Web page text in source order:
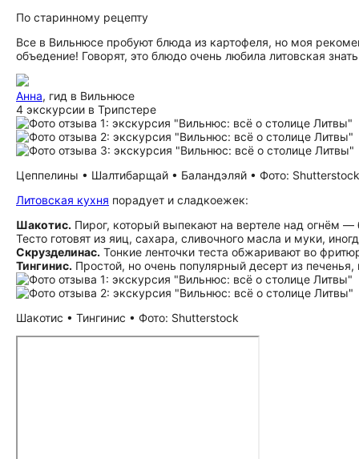
По старинному рецепту
Все в Вильнюсе пробуют блюда из картофеля, но моя
объедение! Говорят, это блюдо очень любила литовская
Анна, гид в Вильнюсе
4 экскурсии в Трипстере
Цеппелины • Шалтибарщай • Баландэляй • Фото: Shutterstock
Литовская кухня порадует и сладкоежек:
Шакотис. Пирог, который выпекают на вертеле над огнём
Тесто готовят из яиц, сахара, сливочного масла и муки,
Скрузделинас. Тонкие ленточки теста обжаривают во
Тингинис. Простой, но очень популярный десерт из
Шакотис • Тингинис • Фото: Shutterstock